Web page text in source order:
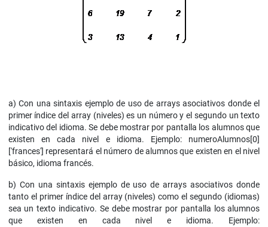
a) Con una sintaxis ejemplo de uso de arrays asociativos donde el
primer índice del array (niveles) es un número y el segundo un texto
indicativo del idioma. Se debe mostrar por pantalla los alumnos que
existen en cada nivel e idioma. Ejemplo: numeroAlumnos[0]
['frances'] representará el número de alumnos que existen en el nivel
básico, idioma francés.
b) Con una sintaxis ejemplo de uso de arrays asociativos donde
tanto el primer índice del array (niveles) como el segundo (idiomas)
sea un texto indicativo. Se debe mostrar por pantalla los alumnos
que existen en cada nivel e idioma. Ejemplo: